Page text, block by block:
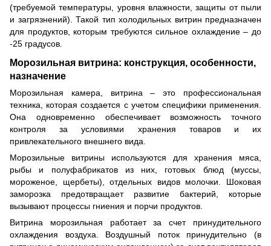
(требуемой температуры, уровня влажности, защиты от пыли
и загрязнений). Такой тип холодильных витрин предназначен
для продуктов, которым требуются сильное охлаждение – до
-25 градусов.
Морозильная витрина: конструкция, особенности,
назначение
Морозильная камера, витрина – это профессиональная
техника, которая создается с учетом специфики применения.
Она одновременно обеспечивает возможность точного
контроля за условиями хранения товаров и их
привлекательного внешнего вида.
Морозильные витрины используются для хранения мяса,
рыбы и полуфабрикатов из них, готовых блюд (муссы,
мороженое, щербеты), отдельных видов молочки. Шоковая
заморозка предотвращает развитие бактерий, которые
вызывают процессы гниения и порчи продуктов.
Витрина морозильная работает за счет принудительного
охлаждения воздуха. Воздушный поток принудительно (в